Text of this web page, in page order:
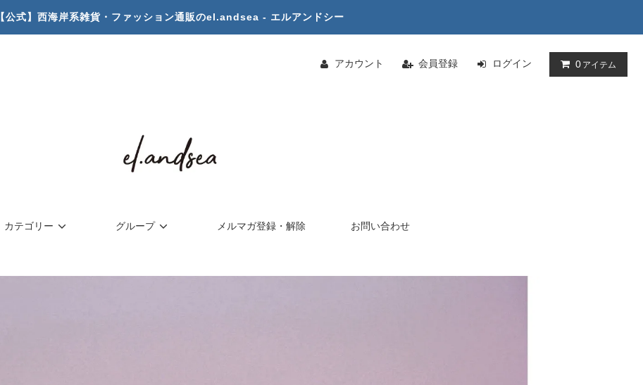
【公式】西海岸系雑貨・ファッション通販のel.andsea - エルアンドシー
アカウント 会員登録 ログイン 0 アイテム
カテゴリー グループ メルマガ登録・解除 お問い合わせ